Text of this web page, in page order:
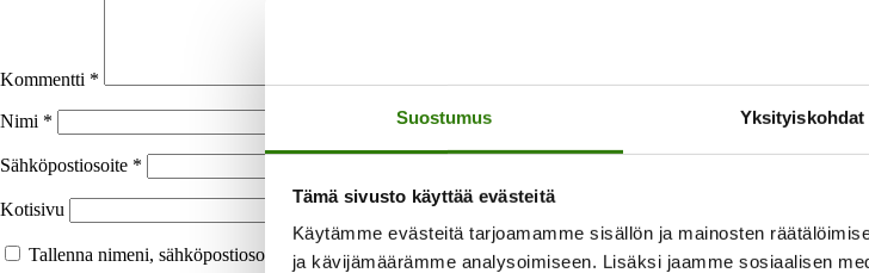
Suostumus Yksityiskohdat
Tämä sivusto käyttää evästeitä
Käytämme evästeitä tarjoamamme sisällön ja mainosten
ja kävijämäärämme analysoimiseen. Lisäksi jaamme sosiaalisen
Kommentti *
Nimi *
Sähköpostiosoite *
Kotisivu
Tallenna nimeni, sähköpostiosoitteeni ja kotisivuni tähän selaimeen seuraavaa kommentointikertaa varten.